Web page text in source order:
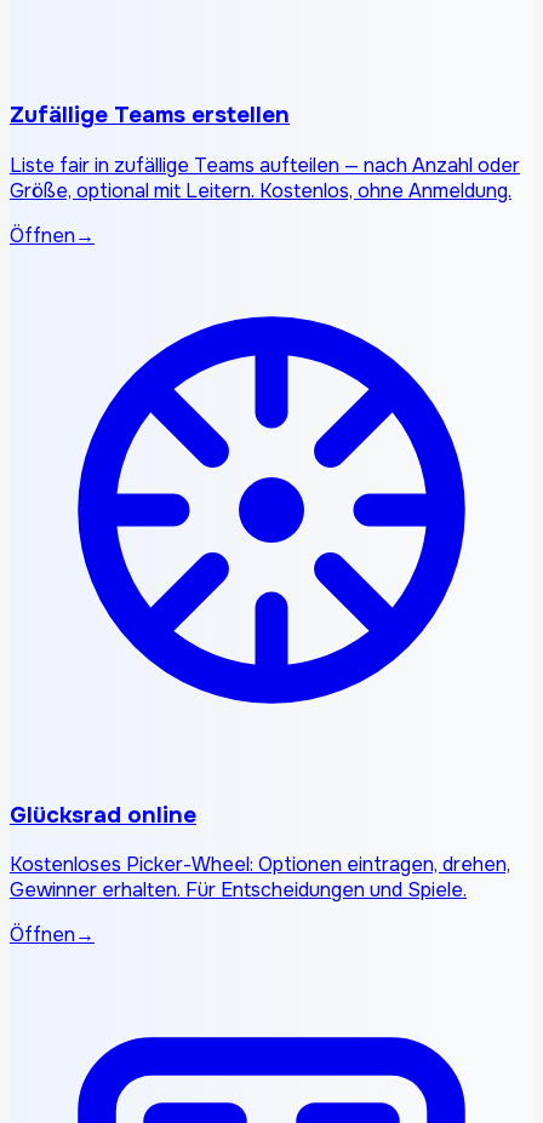
Zufällige Teams erstellen
Liste fair in zufällige Teams aufteilen — nach Anzahl oder
Größe, optional mit Leitern. Kostenlos, ohne Anmeldung.
Öffnen→
Glücksrad online
Kostenloses Picker-Wheel: Optionen eintragen, drehen,
Gewinner erhalten. Für Entscheidungen und Spiele.
Öffnen→